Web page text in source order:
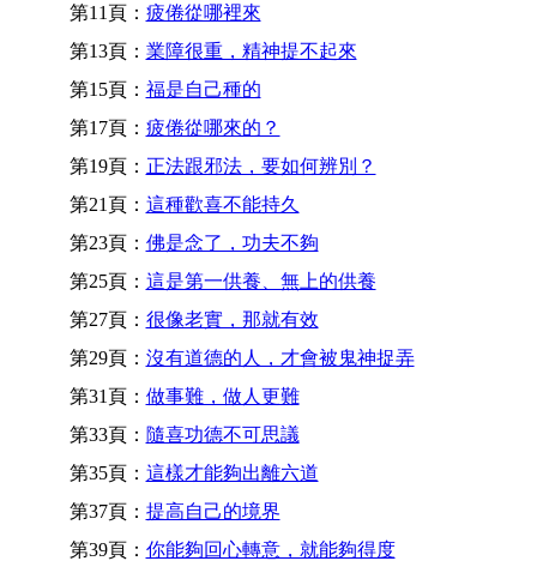
第11頁： 疲倦從哪裡來
第13頁： 業障很重，精神提不起來
第15頁： 福是自己種的
第17頁： 疲倦從哪來的？
第19頁： 正法跟邪法，要如何辨別？
第21頁： 這種歡喜不能持久
第23頁： 佛是念了，功夫不夠
第25頁： 這是第一供養、無上的供養
第27頁： 很像老實，那就有效
第29頁： 沒有道德的人，才會被鬼神捉弄
第31頁： 做事難，做人更難
第33頁： 隨喜功德不可思議
第35頁： 這樣才能夠出離六道
第37頁： 提高自己的境界
第39頁： 你能夠回心轉意，就能夠得度